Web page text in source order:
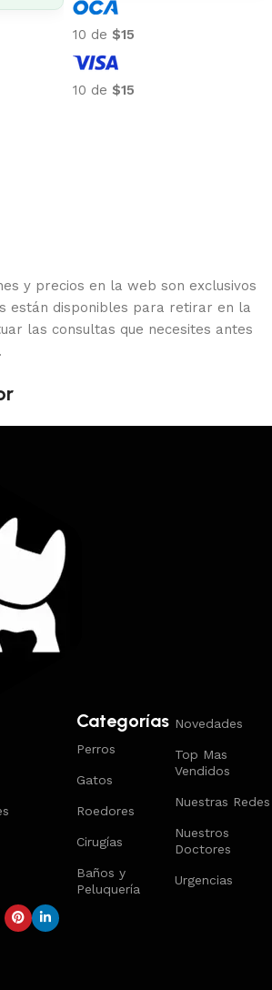
10 de $15
10 de $15
y precios en la web son exclusivos
están disponibles para retirar en la
las consultas que necesites antes
Categorías
Perros
Gatos
Roedores
Cirugías
Baños y
Peluquería
Novedades
Top Mas
Vendidos
Nuestras Redes
Nuestros
Doctores
Urgencias